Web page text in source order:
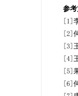
参考
[1]李应
[2]何积
[3]王继
[4]王
[5]果吉
[6]何积